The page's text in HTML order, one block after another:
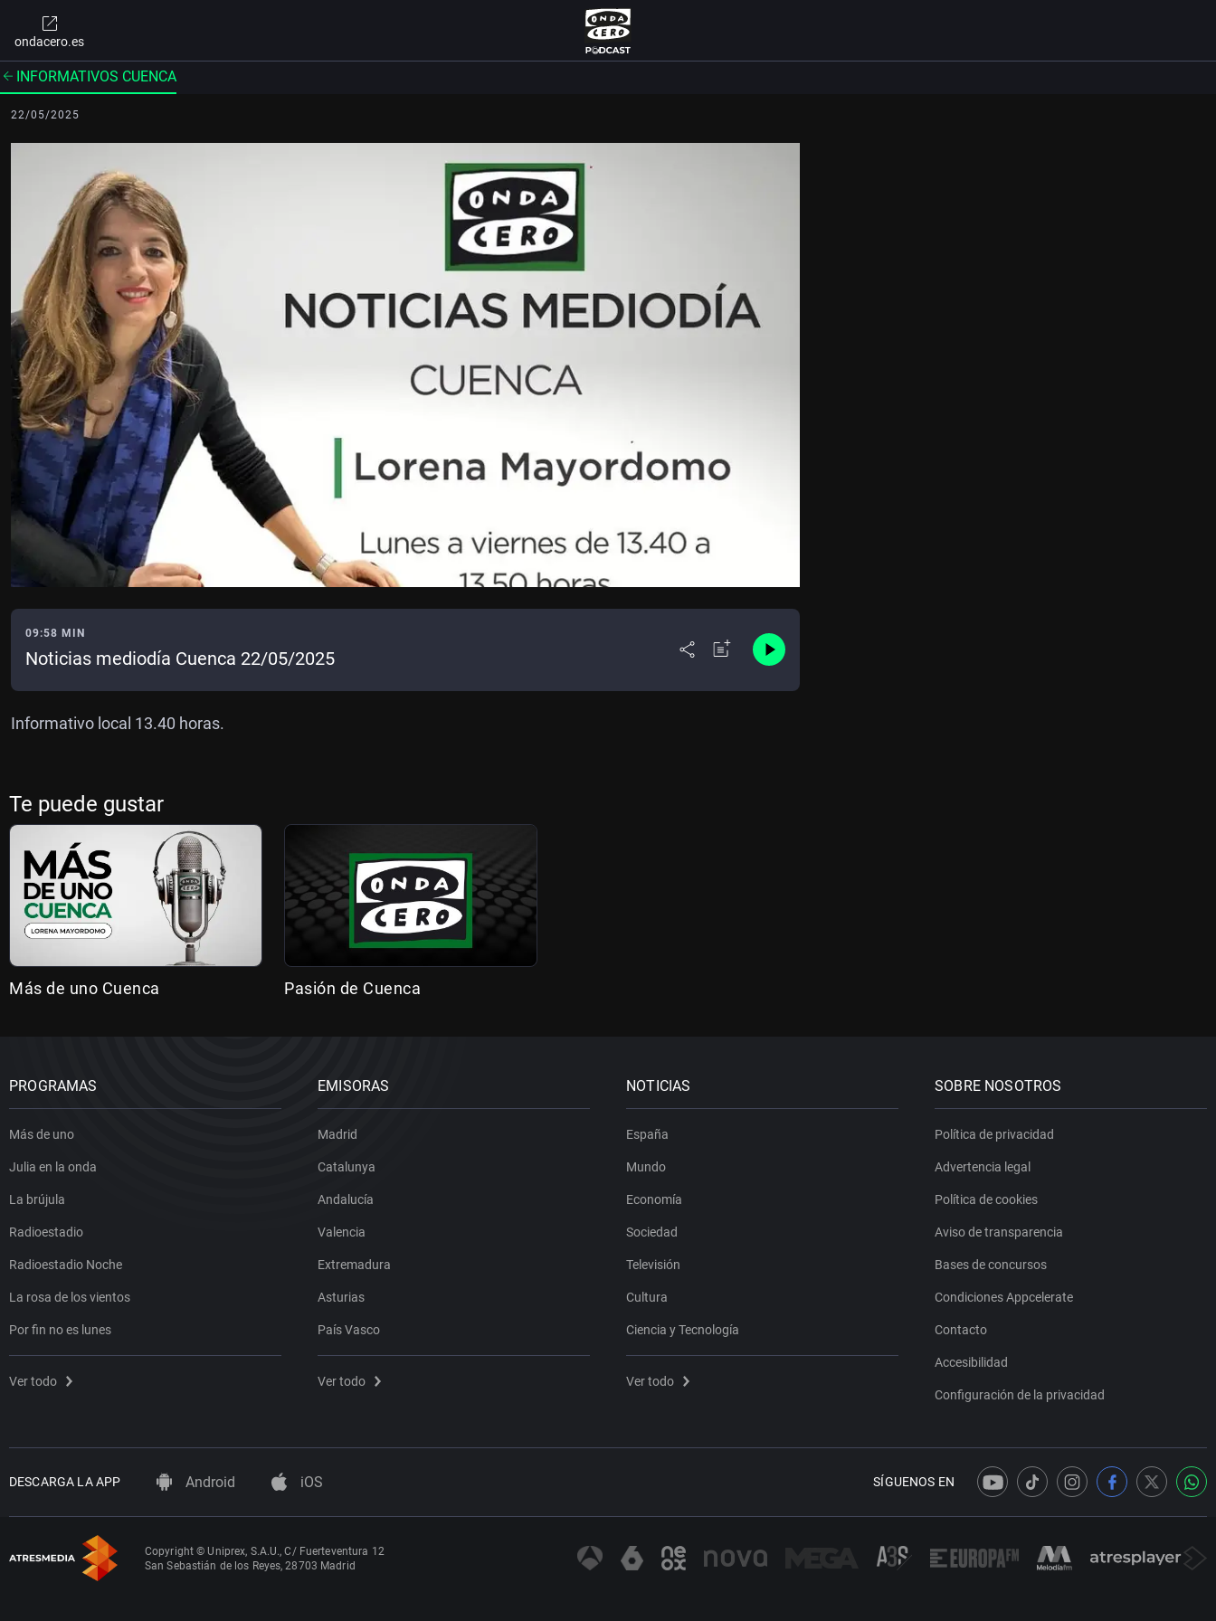
ondacero.es
INFORMATIVOS CUENCA
22/05/2025
09:58 MIN
Noticias mediodía Cuenca 22/05/2025
Informativo local 13.40 horas.
Te puede gustar
Más de uno Cuenca Pasión de Cuenca
PROGRAMAS
Más de uno
Julia en la onda
La brújula
Radioestadio
Radioestadio Noche
La rosa de los vientos
Por fin no es lunes
Ver todo
EMISORAS
Madrid
Catalunya
Andalucía
Valencia
Extremadura
Asturias
País Vasco
Ver todo
NOTICIAS
España
Mundo
Economía
Sociedad
Televisión
Cultura
Ciencia y Tecnología
Ver todo
SOBRE NOSOTROS
Política de privacidad
Advertencia legal
Política de cookies
Aviso de transparencia
Bases de concursos
Condiciones Appcelerate
Contacto
Accesibilidad
Configuración de la privacidad
DESCARGA LA APP Android iOS SÍGUENOS EN
Copyright © Uniprex, S.A.U., C/ Fuerteventura 12
San Sebastián de los Reyes, 28703 Madrid